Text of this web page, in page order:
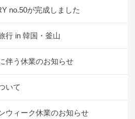
no.50が完成しました
行 in 韓国・釜山
伴う休業のお知らせ
いて
ウィーク休業のお知らせ